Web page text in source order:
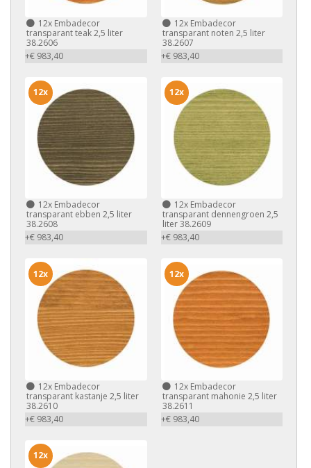
12x Embadecor
transparant teak 2,5 liter
38.2606
+€ 983,40
12xEmbadecor
transparant noten 2,5 liter
38.2607
+€ 983,40
12x Embadecor
transparant ebben 2,5 liter
38.2608
+€ 983,40
12x
12xEmbadecor
transparant dennengroen 2,5
liter 38.2609
+€ 983,40
12x
12x Embadecor
transparant kastanje 2,5 liter
38.2610
+€ 983,40
12x
12xEmbadecor
transparant mahonie 2,5 liter
38.2611
+€ 983,40
12x
12x